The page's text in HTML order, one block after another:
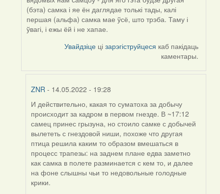
(бэта) самка і яе ён даглядае толькі тады, калі
першая (альфа) самка мае ўсё, што трэба. Таму і
ўвагі, і ежы ёй і не хапае.
Увайдзіце цізарэгіструйцеся каб пакідаць
каментары.
ZNR - 14.05.2022 - 19:28
In
reply
to
by
Harrier
И действительно, какая то суматоха за добычу
происходит за кадром в первом гнезде. В ~17:12
самец принес грызуна, но стоило самке с добычей
вылететь с гнездовой ниши, похоже что другая
птица решила каким то образом вмешаться в
процесс трапезы: на заднем плане едва заметно
как самка в полете разминается с кем то, и далее
на фоне слышны чьи то недовольные голодные
крики.